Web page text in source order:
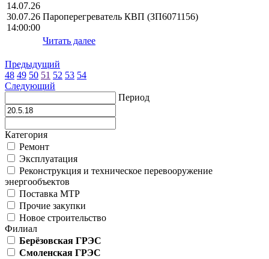
14.07.26
30.07.26
14:00:00
Пароперегреватель КВП (ЗП6071156)
Читать далее
Предыдущий
48 49 50 51 52 53 54
Следующий
Период
Категория
Ремонт
Эксплуатация
Реконструкция и техническое перевооружение
энергообъектов
Поставка МТР
Прочие закупки
Новое строительство
Филиал
Берёзовская ГРЭС
Смоленская ГРЭС